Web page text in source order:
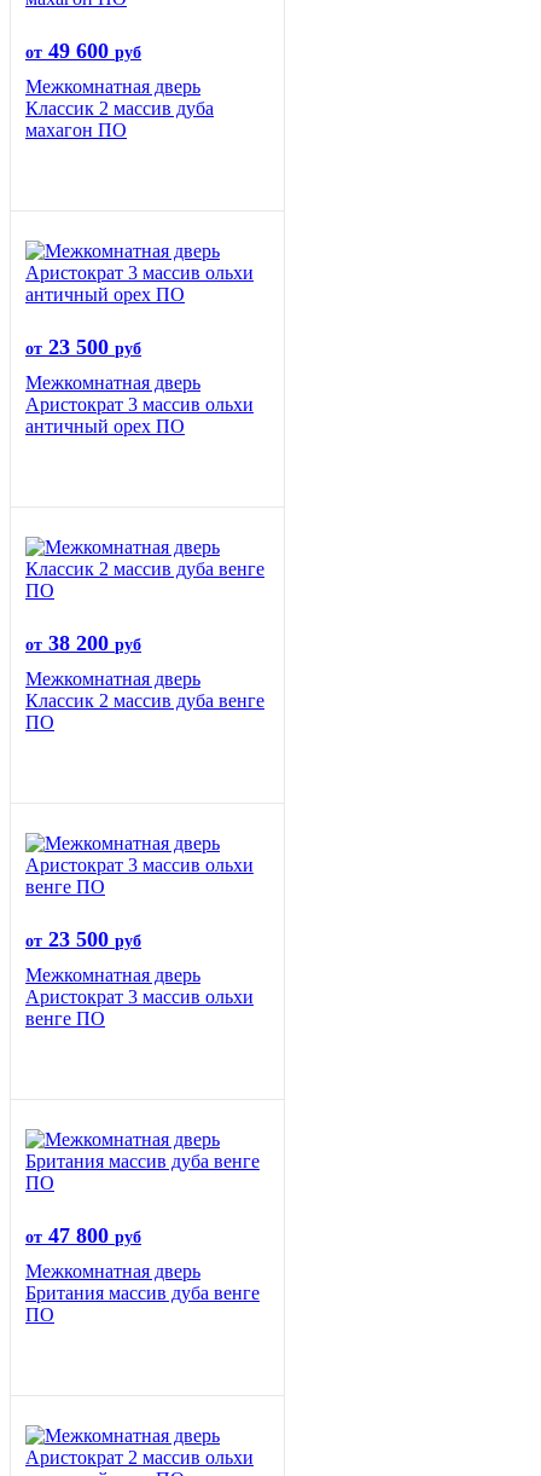
от 49 600 руб
Межкомнатная дверь
Классик 2 массив дуба
махагон ПО
от 23 500 руб
Межкомнатная дверь
Аристократ 3 массив ольхи
античный орех ПО
от 38 200 руб
Межкомнатная дверь
Классик 2 массив дуба венге
ПО
от 23 500 руб
Межкомнатная дверь
Аристократ 3 массив ольхи
венге ПО
от 47 800 руб
Межкомнатная дверь
Британия массив дуба венге
ПО